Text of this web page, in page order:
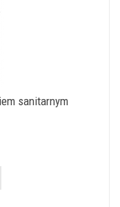
sanitarnym